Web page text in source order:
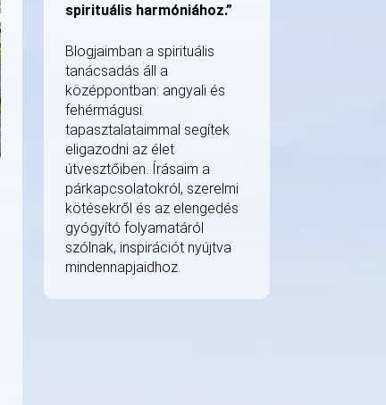
spirituális harmóniához.”
Blogjaimban a spirituális
tanácsadás áll a
középpontban: angyali és
fehérmágusi
tapasztalataimmal segítek
eligazodni az élet
útvesztőiben. Írásaim a
párkapcsolatokról, szerelmi
kötésekről és az elengedés
gyógyító folyamatáról
szólnak, inspirációt nyújtva
mindennapjaidhoz.